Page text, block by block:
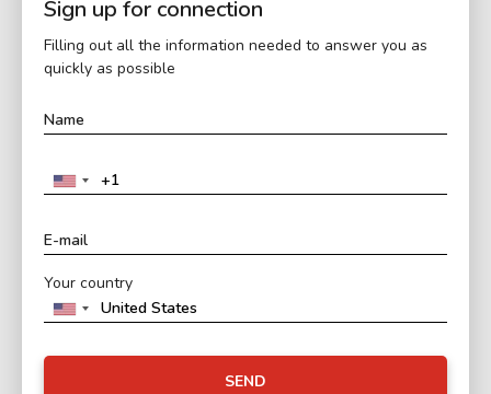
Sign up for connection
Filling out all the information needed to answer you as
quickly as possible
Your country
SEND